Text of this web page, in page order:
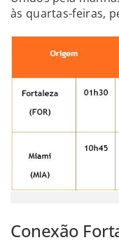
às quartas-feiras,
Conexão